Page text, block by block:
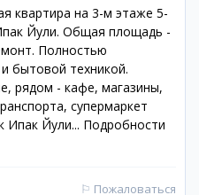
квартира на 3-м этаже 5-
Йули. Общая площадь -
Полностью
бытовой техникой.
рядом - кафе, магазины,
супермаркет
Ипак Йули... Подробности
⚐ Пожаловаться